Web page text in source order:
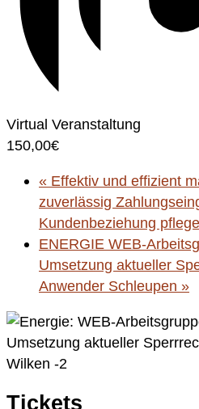
Virtual Veranstaltung
150,00€
« Effektiv und effizient
zuverlässig
Kundenbeziehung
ENERGIE WEB-
Umsetzung aktueller
Anwender Schleupen »
Tickets